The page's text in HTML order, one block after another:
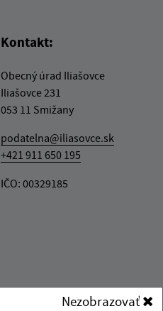
Nezobrazovať
Kontakt:
Obecný úrad Iliašovce
Iliašovce 231
053 11 Smižany
podatelna@iliasovce.sk
+421 911 650 195
IČO: 00329185